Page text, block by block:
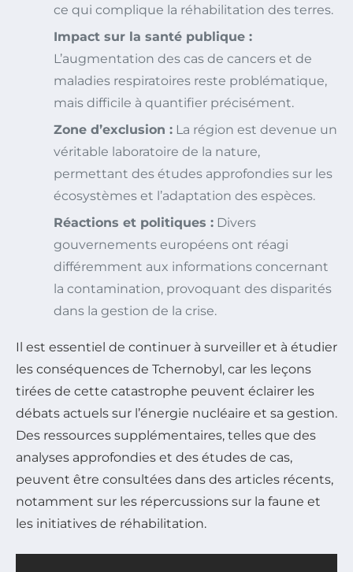
ce qui complique la réhabilitation des terres.
Impact sur la santé publique :
L’augmentation des cas de cancers et de
maladies respiratoires reste problématique,
mais difficile à quantifier précisément.
Zone d’exclusion : La région est devenue un
véritable laboratoire de la nature,
permettant des études approfondies sur les
écosystèmes et l’adaptation des espèces.
Réactions et politiques : Divers
gouvernements européens ont réagi
différemment aux informations concernant
la contamination, provoquant des disparités
dans la gestion de la crise.
Il est essentiel de continuer à surveiller et à étudier
les conséquences de Tchernobyl, car les leçons
tirées de cette catastrophe peuvent éclairer les
débats actuels sur l’énergie nucléaire et sa gestion.
Des ressources supplémentaires, telles que des
analyses approfondies et des études de cas,
peuvent être consultées dans des articles récents,
notamment sur les répercussions sur la faune et
les initiatives de réhabilitation.